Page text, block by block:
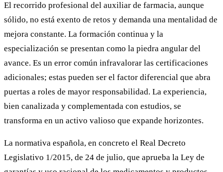
El recorrido profesional del auxiliar de farmacia, aunque
sólido, no está exento de retos y demanda una mentalidad de
mejora constante. La formación continua y la
especialización se presentan como la piedra angular del
avance. Es un error común infravalorar las certificaciones
adicionales; estas pueden ser el factor diferencial que abra
puertas a roles de mayor responsabilidad. La experiencia,
bien canalizada y complementada con estudios, se
transforma en un activo valioso que expande horizontes.
La normativa española, en concreto el Real Decreto
Legislativo 1/2015, de 24 de julio, que aprueba la Ley de